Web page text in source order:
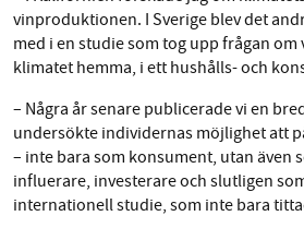
vinproduktionen. I Sverige blev det
med i en studie som tog upp frågan
klimatet hemma, i ett hushålls- och
– Några år senare publicerade vi en
undersökte individernas möjlighet att
– inte bara som konsument, utan även
influerare, investerare och slutligen
internationell studie, som inte bara